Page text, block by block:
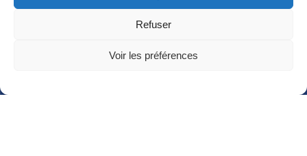
Refuser
Voir les préférences
CNRS